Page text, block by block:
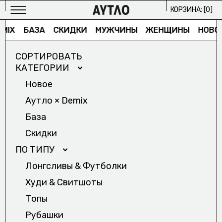
МУЖСКОЕ
ИЗБРАННОЕ/
ЖЕНСКОЕ
ИЗБРАННОЕ/
АРХИВ
2024/
ПРОЕКТЫ
КОРЗИНА: [0]
БАЗА СКИДКИ МУЖЧИНЫ ЖЕНЩИНЫ НОВОЕ
СОРТИРОВАТЬ
КАТЕГОРИИ
Новое
Аутло × Demix
База
Скидки
ПО ТИПУ
Лонгсливы & Футболки
Худи & Cвитшоты
Топы
Рубашки